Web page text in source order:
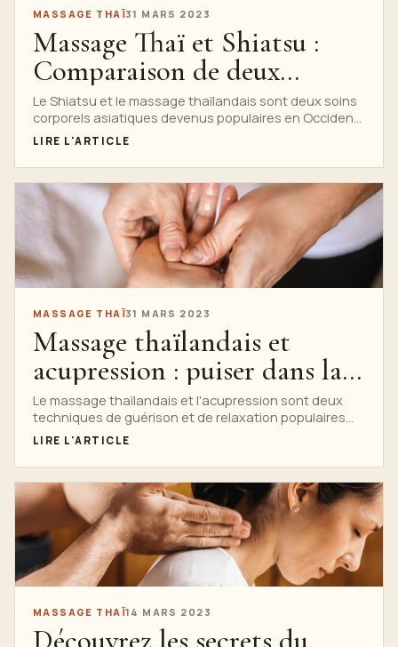
MASSAGE THAÏ31 MARS 2023
Massage Thaï et Shiatsu :
Comparaison de deux
techniques de travail
corporel asiatiques
Le Shiatsu et le massage thaïlandais sont deux soins
corporels asiatiques devenus populaires en Occident.
Les deux...
LIRE L'ARTICLE
MASSAGE THAÏ31 MARS 2023
Massage thaïlandais et
acupression : puiser dans la
médecine traditionnelle
chinoise
Le massage thaïlandais et l'acupression sont deux
techniques de guérison et de relaxation populaires
utilisées depuis des siècles....
LIRE L'ARTICLE
MASSAGE THAÏ14 MARS 2023